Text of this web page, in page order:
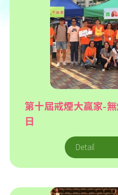
第十屆戒煙大贏家-
日
Detail